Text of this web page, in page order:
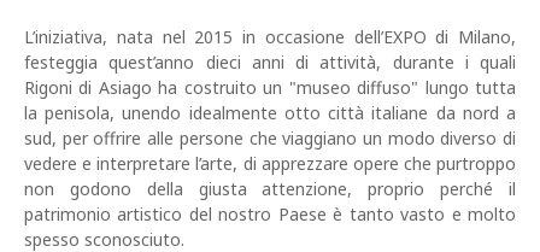
L’iniziativa, nata nel 2015 in occasione dell’EXPO di Milano,
festeggia quest’anno dieci anni di attività, durante i quali
Rigoni di Asiago ha costruito un "museo diffuso" lungo tutta
la penisola, unendo idealmente otto città italiane da nord a
sud, per offrire alle persone che viaggiano un modo diverso di
vedere e interpretare l’arte, di apprezzare opere che purtroppo
non godono della giusta attenzione, proprio perché il
patrimonio artistico del nostro Paese è tanto vasto e molto
spesso sconosciuto.